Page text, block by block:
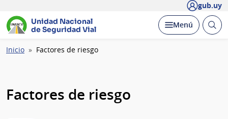
gub.uy
Unidad Nacional
de Seguridad Vial
Desplegar
Menú Abrir
Ruta
Inicio Factores de riesgo
Factores de riesgo